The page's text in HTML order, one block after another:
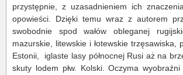
przystępnie, z uzasadnieniem ich
opowieści. Dzięki temu wraz z autorem
swobodnie spod wałów obleganej
mazurskie, litewskie i łotewskie trzęsawiska,
Estonii, iglaste lasy północnej Rusi aż na
skuty lodem płw. Kolski. Oczyma